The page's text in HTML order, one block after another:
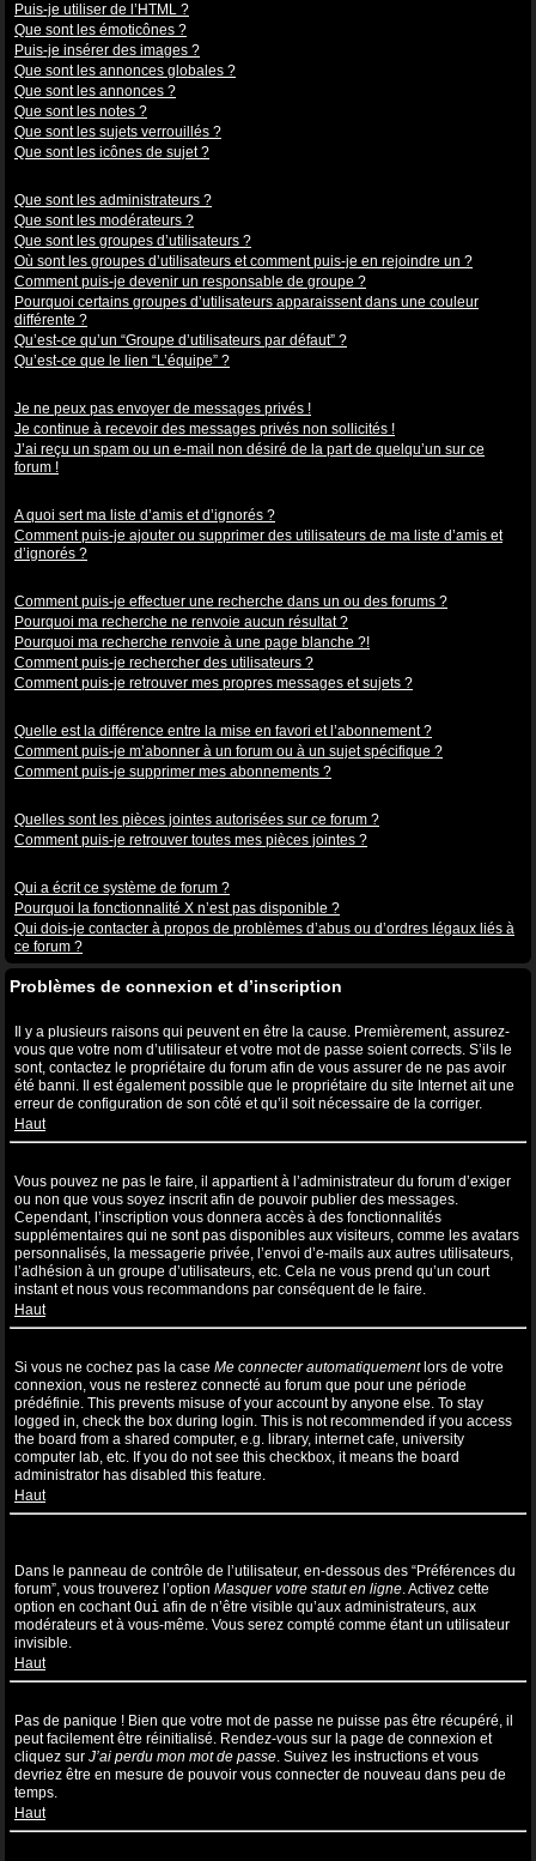
Puis-je utiliser de l’HTML ?
Que sont les émoticônes ?
Puis-je insérer des images ?
Que sont les annonces globales ?
Que sont les annonces ?
Que sont les notes ?
Que sont les sujets verrouillés ?
Que sont les icônes de sujet ?
Que sont les administrateurs ?
Que sont les modérateurs ?
Que sont les groupes d’utilisateurs ?
Où sont les groupes d’utilisateurs et comment puis-je en rejoindre un ?
Comment puis-je devenir un responsable de groupe ?
Pourquoi certains groupes d’utilisateurs apparaissent dans une couleur
différente ?
Qu’est-ce qu’un “Groupe d’utilisateurs par défaut” ?
Qu’est-ce que le lien “L’équipe” ?
Je ne peux pas envoyer de messages privés !
Je continue à recevoir des messages privés non sollicités !
J’ai reçu un spam ou un e-mail non désiré de la part de quelqu’un sur ce
forum !
A quoi sert ma liste d’amis et d’ignorés ?
Comment puis-je ajouter ou supprimer des utilisateurs de ma liste d’amis et
d’ignorés ?
Comment puis-je effectuer une recherche dans un ou des forums ?
Pourquoi ma recherche ne renvoie aucun résultat ?
Pourquoi ma recherche renvoie à une page blanche ?!
Comment puis-je rechercher des utilisateurs ?
Comment puis-je retrouver mes propres messages et sujets ?
Quelle est la différence entre la mise en favori et l’abonnement ?
Comment puis-je m’abonner à un forum ou à un sujet spécifique ?
Comment puis-je supprimer mes abonnements ?
Quelles sont les pièces jointes autorisées sur ce forum ?
Comment puis-je retrouver toutes mes pièces jointes ?
Qui a écrit ce système de forum ?
Pourquoi la fonctionnalité X n’est pas disponible ?
Qui dois-je contacter à propos de problèmes d’abus ou d’ordres légaux liés à
ce forum ?
Problèmes de connexion et d’inscription
Il y a plusieurs raisons qui peuvent en être la cause. Premièrement, assurez-
vous que votre nom d’utilisateur et votre mot de passe soient corrects. S’ils le
sont, contactez le propriétaire du forum afin de vous assurer de ne pas avoir
été banni. Il est également possible que le propriétaire du site Internet ait une
erreur de configuration de son côté et qu’il soit nécessaire de la corriger.
Haut
Vous pouvez ne pas le faire, il appartient à l’administrateur du forum d’exiger
ou non que vous soyez inscrit afin de pouvoir publier des messages.
Cependant, l’inscription vous donnera accès à des fonctionnalités
supplémentaires qui ne sont pas disponibles aux visiteurs, comme les avatars
personnalisés, la messagerie privée, l’envoi d’e-mails aux autres utilisateurs,
l’adhésion à un groupe d’utilisateurs, etc. Cela ne vous prend qu’un court
instant et nous vous recommandons par conséquent de le faire.
Haut
Si vous ne cochez pas la case Me connecter automatiquementlors de votre
connexion, vous ne resterez connecté au forum que pour une période
prédéfinie. This prevents misuse of your account by anyone else. To stay
logged in, check the box during login. This is not recommended if you access
the board from a shared computer, e.g. library, internet cafe, university
computer lab, etc. If you do not see this checkbox, it means the board
administrator has disabled this feature.
Haut
Dans le panneau de contrôle de l’utilisateur, en-dessous des “Préférences du
forum”, vous trouverez l’option Masquer votre statut en ligne. Activez cette
option en cochantOui afin de n’être visible qu’aux administrateurs, aux
modérateurs et à vous-même. Vous serez compté comme étant un utilisateur
invisible.
Haut
Pas de panique ! Bien que votre mot de passe ne puisse pas être récupéré, il
peut facilement être réinitialisé. Rendez-vous sur la page de connexion et
cliquez sur J’ai perdu mon mot de passe. Suivez les instructions et vous
devriez être en mesure de pouvoir vous connecter de nouveau dans peu de
temps.
Haut